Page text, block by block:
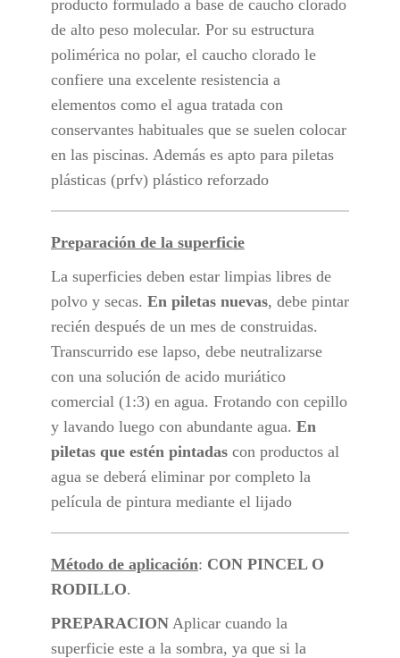
producto formulado a base de caucho clorado
de alto peso molecular. Por su estructura
polimérica no polar, el caucho clorado le
confiere una excelente resistencia a
elementos como el agua tratada con
conservantes habituales que se suelen colocar
en las piscinas. Además es apto para piletas
plásticas (prfv) plástico reforzado
Preparación de la superficie
La superficies deben estar limpias libres de
polvo y secas. En piletas nuevas, debe pintar
recién después de un mes de construidas.
Transcurrido ese lapso, debe neutralizarse
con una solución de acido muriático
comercial (1:3) en agua. Frotando con cepillo
y lavando luego con abundante agua. En
piletas que estén pintadascon productos al
agua se deberá eliminar por completo la
película de pintura mediante el lijado
Método de aplicación: CON PINCEL O
RODILLO.
PREPARACIONAplicar cuando la
superficie este a la sombra, ya que si la